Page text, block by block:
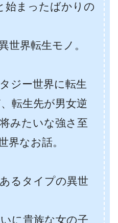
始まったばかりの
世界転生モノ。
ジー世界に転生
転生先が男女逆
みたいな強さ至
界なお話。
るタイプの異世
に貴族な女の子